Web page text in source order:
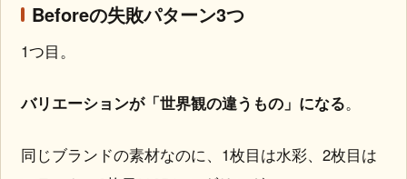
Beforeの失敗パターン3つ
1つ目。
バリエーションが「世界観の違うもの」になる。
同じブランドの素材なのに、1枚目は水彩、2枚目は